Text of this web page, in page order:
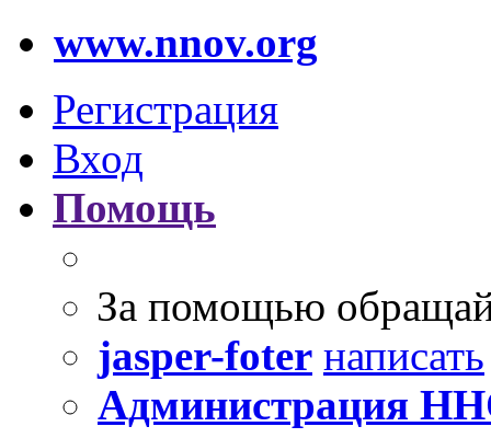
www.nnov.org
Регистрация
Вход
Помощь
За помощью
jasper-foter написать
Администрация